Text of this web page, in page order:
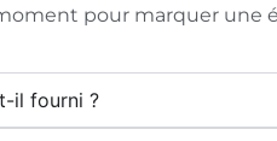
pour marquer une
il fourni ?